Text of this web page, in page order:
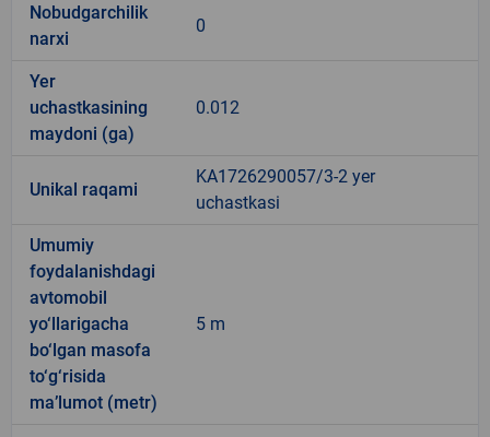
Nobudgarchilik
narxi
0
Yer
uchastkasining
maydoni (ga)
0.012
Unikal raqami
KA1726290057/3-2 yer
uchastkasi
Umumiy
foydalanishdagi
avtomobil
yo‘llarigacha
bo‘lgan masofa
to‘g‘risida
ma’lumot (metr)
5 m